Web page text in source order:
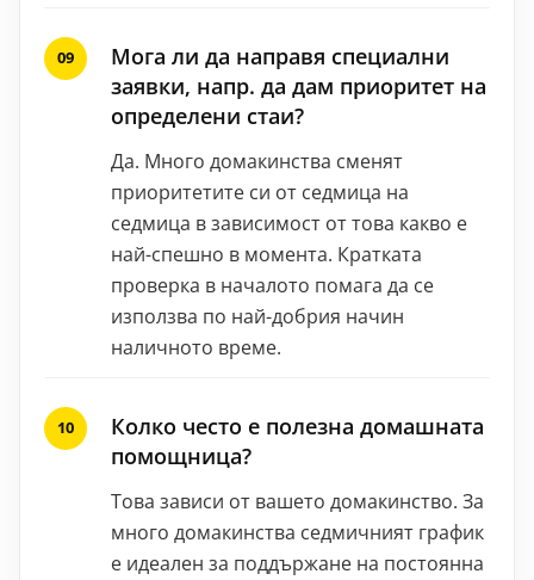
Мога ли да направя специални
заявки, напр. да дам приоритет на
определени стаи?
Да. Много домакинства сменят
приоритетите си от седмица на
седмица в зависимост от това какво е
най-спешно в момента. Кратката
проверка в началото помага да се
използва по най-добрия начин
наличното време.
Колко често е полезна домашната
помощница?
Това зависи от вашето домакинство. За
много домакинства седмичният график
е идеален за поддържане на постоянна